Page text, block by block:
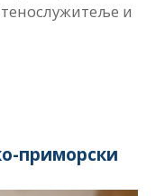
и
приморски